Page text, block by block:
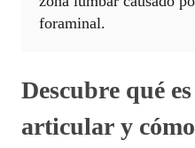
foraminal.
Descubre qué
articular y